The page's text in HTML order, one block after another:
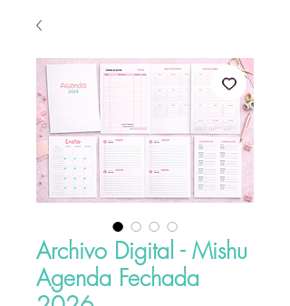
Archivo Digital - Mishu
Agenda Fechada